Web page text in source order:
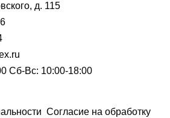
д. 115
Сб-Вс: 10:00-18:00
Согласие на обработку